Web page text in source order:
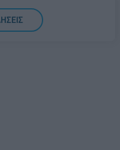
βρίσκεται η
μετάβαση